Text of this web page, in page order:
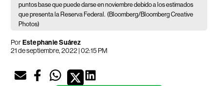
puntos base que puede darse en noviembre debido a los estimados
que presenta la Reserva Federal. (Bloomberg/Bloomberg Creative
Photos)
PorEstephanie Suárez
21 de septiembre, 2022 | 02:15 PM